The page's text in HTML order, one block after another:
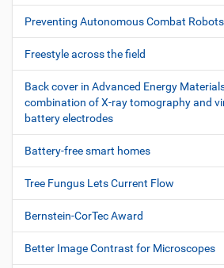
Preventing Autonomous Combat Robots
Freestyle across the field
Back cover in Advanced Energy
combination of X-ray tomography and
battery electrodes
Battery-free smart homes
Tree Fungus Lets Current Flow
Bernstein-CorTec Award
Better Image Contrast for Microscopes